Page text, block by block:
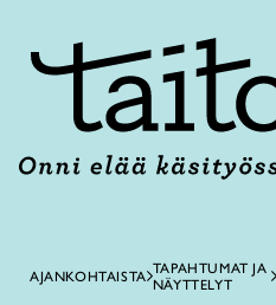
AJANKOHTAISTA TAPAHTUMAT JA
NÄYTTELYT